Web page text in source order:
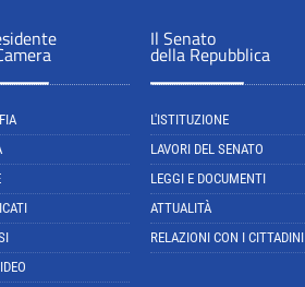
Il Senato
della Repubblica
L'ISTITUZIONE
LAVORI DEL SENATO
LEGGI E DOCUMENTI
ATTUALITÀ
RELAZIONI CON I CITTADINI